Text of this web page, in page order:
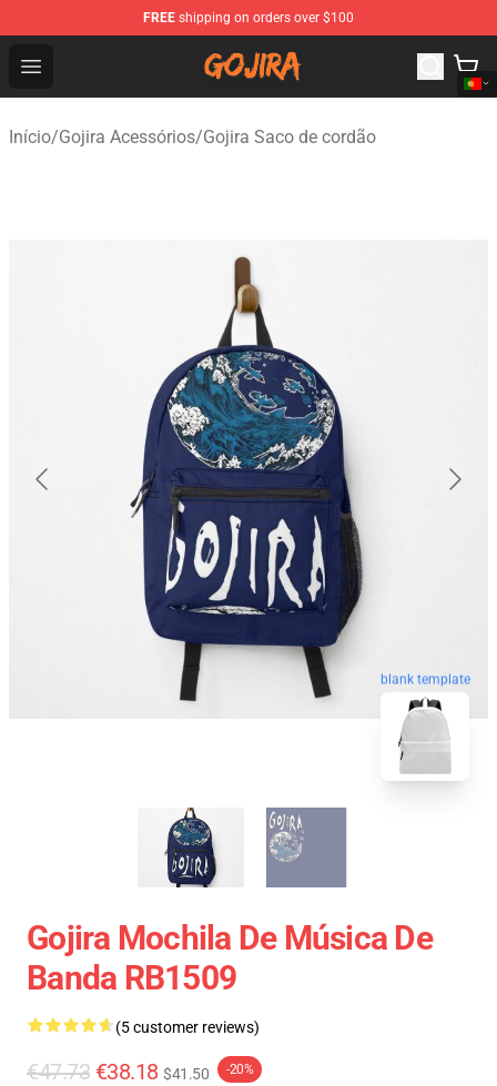
FREE shipping on orders over $100
Open menu
Gojira Shop - Official Gojira Merchandise Store
Início/Gojira Acessórios/Gojira Saco de cordão
blank template
Gojira Mochila De Música De
Banda RB1509
(5 customer reviews)
€47.73 €38.18 $41.50 -20%